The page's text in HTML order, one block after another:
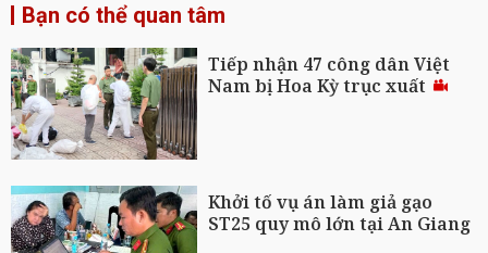
Bạn có thể quan tâm
Tiếp nhận 47 công dân Việt
Nam bị Hoa Kỳ trục xuất
Khởi tố vụ án làm giả gạo
ST25 quy mô lớn tại An Giang